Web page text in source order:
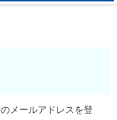
メールアドレスを登